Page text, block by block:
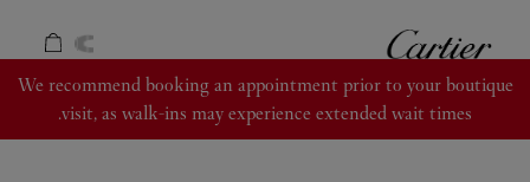
كارتييه
Return to Nav
We recommend booking an appointment prior to your boutique
visit, as walk-ins may experience extended wait times.